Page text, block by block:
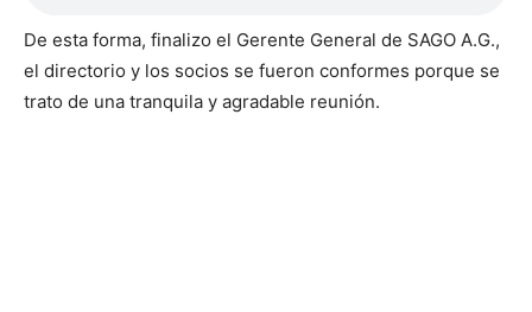
De esta forma, finalizo el Gerente General de SAGO A.G.,
el directorio y los socios se fueron conformes porque se
trato de una tranquila y agradable reunión.